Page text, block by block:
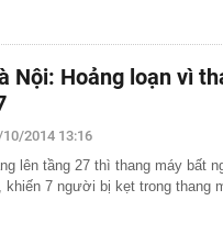
giờ
quỹ vàng lớn nhất thế giới
giấy tờ người dân cần sớm tích
lợi
tăng cao hơn vàng miếng
"kỳ lạ" tựa mình vào dãy núi đá
tre, nội thất bằng gỗ tái chế, du
Nội: Hoảng loạn vì
2014 13:16
lên tầng 27 thì thang máy bất
khiến 7 người bị kẹt trong thang